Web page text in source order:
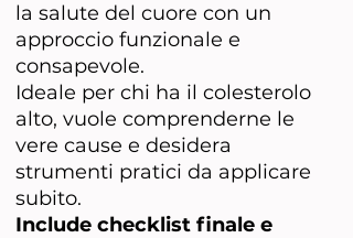
la salute del cuore con un
approccio funzionale e
consapevole.
Ideale per chi ha il colesterolo
alto, vuole comprenderne le
vere cause e desidera
strumenti pratici da applicare
subito.
Include checklist finale e